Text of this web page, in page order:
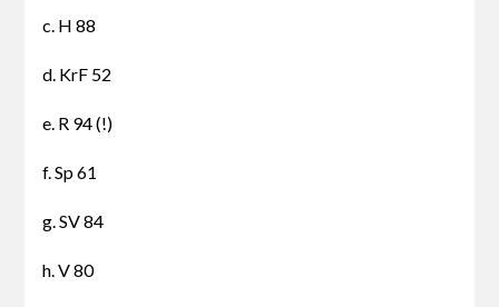
c. H 88
d. KrF 52
e. R 94 (!)
f. Sp 61
g. SV 84
h. V 80